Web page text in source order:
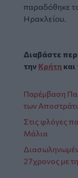
παραδόθηκε
Ηρακλείου.
Διαβάστε
την Κρήτη και
Παρέμβαση
των
Στις φλόγες
Μάλια
27χρονος με